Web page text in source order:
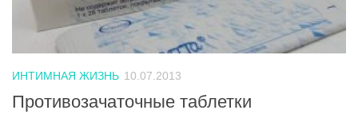
ИНТИМНАЯ ЖИЗНЬ 10.07.2013
Противозачаточные таблетки